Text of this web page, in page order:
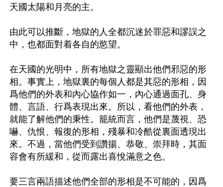
天國太陽和月亮的主。
由此可以推斷，地獄的人全都沉迷於罪惡和謬誤之
中，也都面對着各自的慾望。
在天國的光明中，所有地獄之靈顯出他們邪惡的形
相。事實上，地獄裏的每個人都是其惡的形相，因
爲他們的外表和內心協作如一，內心通過面孔、身
體、言語、行爲表現出來。所以，看他們的外表，
就能了解他們的秉性。籠統而言，他們是蔑視、恐
嚇、仇恨、報復的形相，殘暴和冷酷從裏面透現出
來。不過，當他們受到讚揚、恭敬、崇拜時，其面
容會有所緩和，從而露出喜悅滿意之色。
要三言兩語描述他們全部的形相是不可能的，因爲